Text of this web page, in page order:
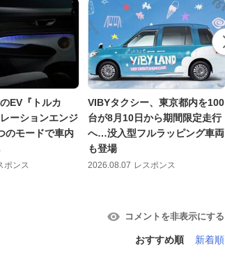
EV『トルカ
ーションエンジ
のモードで車内
ポンス
VIBYタクシー、東京都内を100
台が8月10日から期間限定走行
へ…没入型フルラッピング車両
も登場
2026.08.07 レスポンス
コメントを非表示にする
おすすめ順 新着順